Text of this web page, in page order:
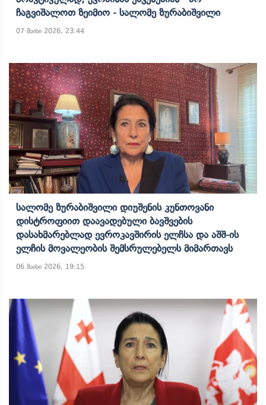
Ჩაგვიშალოთ Ზეიმიო - Სალომე Ზურაბიშვილი
07 მაისი 2026, 23:44
Სალომე Ზურაბიშვილი Დიუშენის Კუნთოვანი
Დისტროფიით Დაავადებული Ბავშვების
Დასახმარებლად Ევროკავშირის Ელჩსა Და Აშშ-Ის
Ელჩის Მოვალეობის Შემსრულებელს Მიმართავს
06 მაისი 2026, 19:15